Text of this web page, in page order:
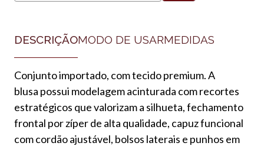
DESCRIÇÃOMODO DE USARMEDIDAS
Conjunto importado, com tecido premium. A
blusa possui modelagem acinturada com recortes
estratégicos que valorizam a silhueta, fechamento
frontal por zíper de alta qualidade, capuz funcional
com cordão ajustável, bolsos laterais e punhos em